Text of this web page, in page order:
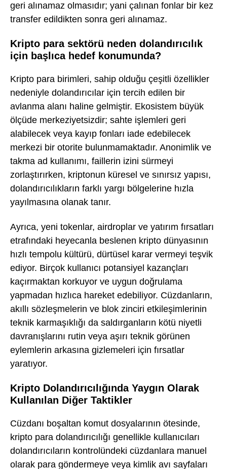
geri alınamaz olmasıdır; yani çalınan fonlar bir kez
transfer edildikten sonra geri alınamaz.
Kripto para sektörü neden dolandırıcılık
için başlıca hedef konumunda?
Kripto para birimleri, sahip olduğu çeşitli özellikler
nedeniyle dolandırıcılar için tercih edilen bir
avlanma alanı haline gelmiştir. Ekosistem büyük
ölçüde merkeziyetsizdir; sahte işlemleri geri
alabilecek veya kayıp fonları iade edebilecek
merkezi bir otorite bulunmamaktadır. Anonimlik ve
takma ad kullanımı, faillerin izini sürmeyi
zorlaştırırken, kriptonun küresel ve sınırsız yapısı,
dolandırıcılıkların farklı yargı bölgelerine hızla
yayılmasına olanak tanır.
Ayrıca, yeni tokenlar, airdroplar ve yatırım fırsatları
etrafındaki heyecanla beslenen kripto dünyasının
hızlı tempolu kültürü, dürtüsel karar vermeyi teşvik
ediyor. Birçok kullanıcı potansiyel kazançları
kaçırmaktan korkuyor ve uygun doğrulama
yapmadan hızlıca hareket edebiliyor. Cüzdanların,
akıllı sözleşmelerin ve blok zinciri etkileşimlerinin
teknik karmaşıklığı da saldırganların kötü niyetli
davranışlarını rutin veya aşırı teknik görünen
eylemlerin arkasına gizlemeleri için fırsatlar
yaratıyor.
Kripto Dolandırıcılığında Yaygın Olarak
Kullanılan Diğer Taktikler
Cüzdanı boşaltan komut dosyalarının ötesinde,
kripto para dolandırıcılığı genellikle kullanıcıları
dolandırıcıların kontrolündeki cüzdanlara manuel
olarak para göndermeye veya kimlik avı sayfaları